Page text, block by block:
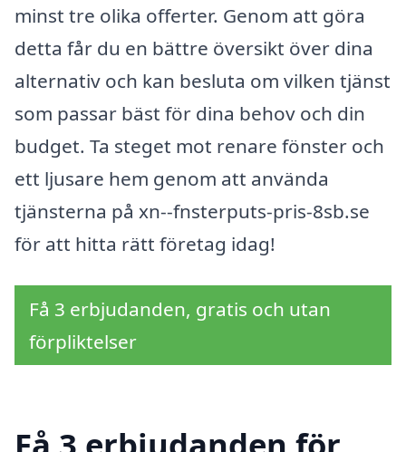
minst tre olika offerter. Genom att göra
detta får du en bättre översikt över dina
alternativ och kan besluta om vilken tjänst
som passar bäst för dina behov och din
budget. Ta steget mot renare fönster och
ett ljusare hem genom att använda
tjänsterna på xn--fnsterputs-pris-8sb.se
för att hitta rätt företag idag!
Få 3 erbjudanden, gratis och utan
förpliktelser